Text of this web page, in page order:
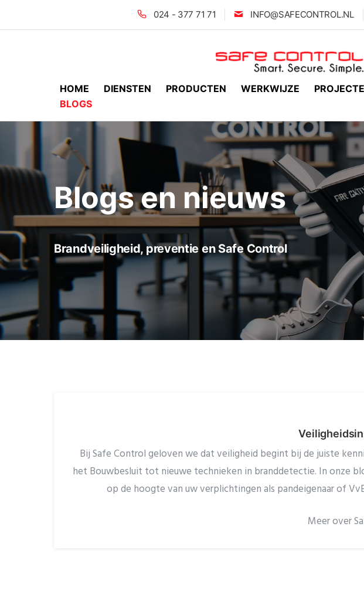
024 - 377 71 71 INFO@SAFECONTROL.NL
HOME DIENSTEN PRODUCTEN WERKWIJZE
BLOGS
Blogs en nieuws
Brandveiligheid, preventie en Safe Control
Bij Safe Control geloven we dat veiligheid begint bij de juiste
het Bouwbesluit tot nieuwe technieken in branddetectie. In onze
op de hoogte van uw verplichtingen als pandeigenaar of
Meer over